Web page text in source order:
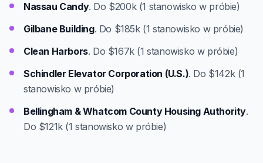
Nassau Candy. Do $200k (1 stanowisko w próbie)
Gilbane Building. Do $185k (1 stanowisko w próbie)
Clean Harbors. Do $167k (1 stanowisko w próbie)
Schindler Elevator Corporation (U.S.). Do $142k (1
stanowisko w próbie)
Bellingham & Whatcom County Housing Authority.
Do $121k (1 stanowisko w próbie)